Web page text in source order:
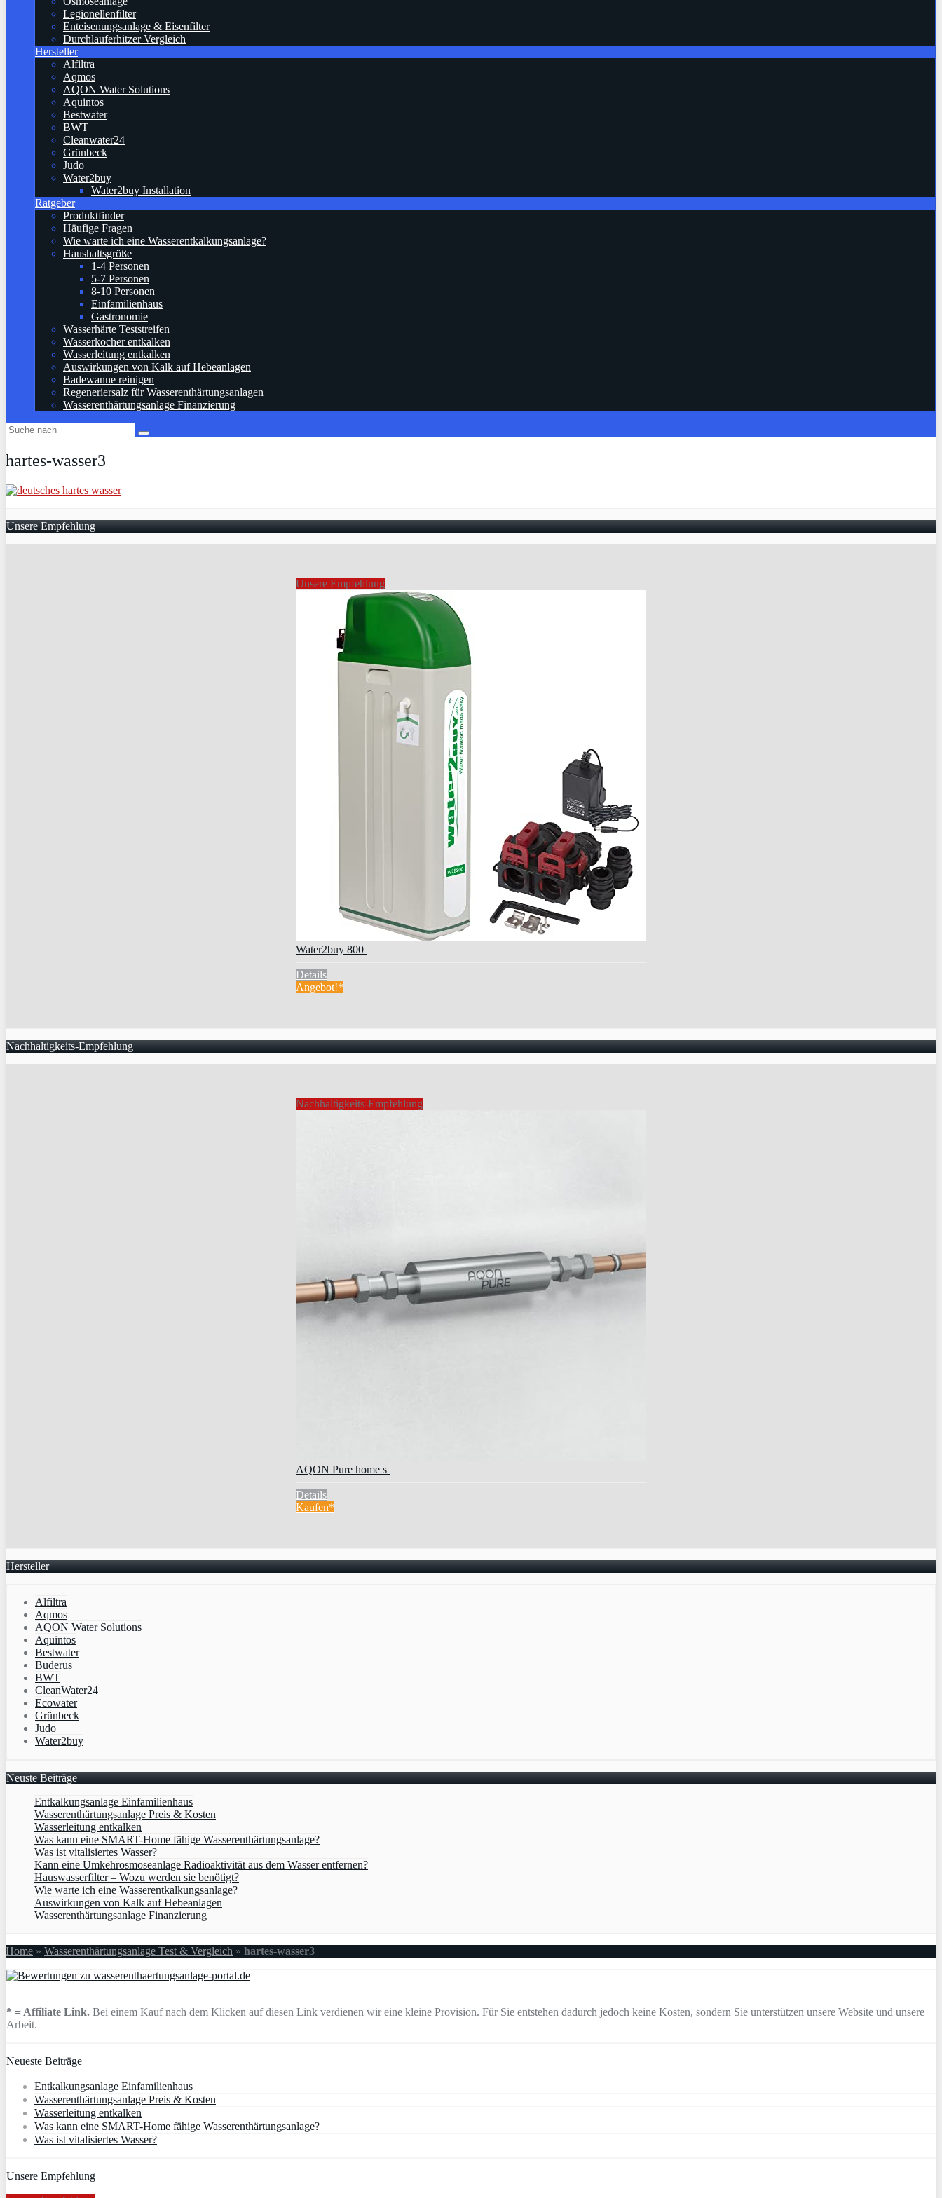
Legionellenfilter
Enteisenungsanlage & Eisenfilter
Durchlauferhitzer Vergleich
Hersteller
Alfiltra
Aqmos
AQON Water Solutions
Aquintos
Bestwater
BWT
Cleanwater24
Grünbeck
Judo
Water2buy
Water2buy Installation
Ratgeber
Produktfinder
Häufige Fragen
Wie warte ich eine Wasserentkalkungsanlage?
Haushaltsgröße
1-4 Personen
5-7 Personen
8-10 Personen
Einfamilienhaus
Gastronomie
Wasserhärte Teststreifen
Wasserkocher entkalken
Wasserleitung entkalken
Auswirkungen von Kalk auf Hebeanlagen
Badewanne reinigen
Regeneriersalz für Wasserenthärtungsanlagen
Wasserenthärtungsanlage Finanzierung
hartes-wasser3
Unsere Empfehlung
Unsere Empfehlung
Water2buy 800
Details
Angebot!*
Nachhaltigkeits-Empfehlung
Nachhaltigkeits-Empfehlung
AQON Pure home s
Details
Kaufen*
Hersteller
Alfiltra
Aqmos
AQON Water Solutions
Aquintos
Bestwater
Buderus
BWT
CleanWater24
Ecowater
Grünbeck
Judo
Water2buy
Neuste Beiträge
Entkalkungsanlage Einfamilienhaus
Wasserenthärtungsanlage Preis & Kosten
Wasserleitung entkalken
Was kann eine SMART-Home fähige Wasserenthärtungsanlage?
Was ist vitalisiertes Wasser?
Kann eine Umkehrosmoseanlage Radioaktivität aus dem Wasser entfernen?
Hauswasserfilter – Wozu werden sie benötigt?
Wie warte ich eine Wasserentkalkungsanlage?
Auswirkungen von Kalk auf Hebeanlagen
Wasserenthärtungsanlage Finanzierung
Home » Wasserenthärtungsanlage Test & Vergleich » hartes-wasser3
* = Affiliate Link. Bei einem Kauf nach dem Klicken auf diesen Link verdienen wir eine kleine Provision. Für Sie entstehen dadurch jedoch keine Kosten, sondern Sie unterstützen unsere Website und unsere
Arbeit.
Neueste Beiträge
Entkalkungsanlage Einfamilienhaus
Wasserenthärtungsanlage Preis & Kosten
Wasserleitung entkalken
Was kann eine SMART-Home fähige Wasserenthärtungsanlage?
Was ist vitalisiertes Wasser?
Unsere Empfehlung